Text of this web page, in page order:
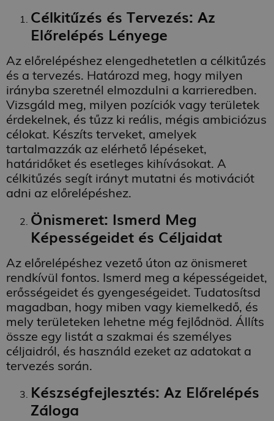
Célkitűzés és Tervezés: Az
Előrelépés Lényege
Az előrelépéshez elengedhetetlen a célkitűzés
és a tervezés. Határozd meg, hogy milyen
irányba szeretnél elmozdulni a karrieredben.
Vizsgáld meg, milyen pozíciók vagy területek
érdekelnek, és tűzz ki reális, mégis ambiciózus
célokat. Készíts terveket, amelyek
tartalmazzák az elérhető lépéseket,
határidőket és esetleges kihívásokat. A
célkitűzés segít irányt mutatni és motivációt
adni az előrelépéshez.
Önismeret: Ismerd Meg
Képességeidet és Céljaidat
Az előrelépéshez vezető úton az önismeret
rendkívül fontos. Ismerd meg a képességeidet,
erősségeidet és gyengeségeidet. Tudatosítsd
magadban, hogy miben vagy kiemelkedő, és
mely területeken lehetne még fejlődnöd. Állíts
össze egy listát a szakmai és személyes
céljaidról, és használd ezeket az adatokat a
tervezés során.
Készségfejlesztés: Az Előrelépés
Záloga